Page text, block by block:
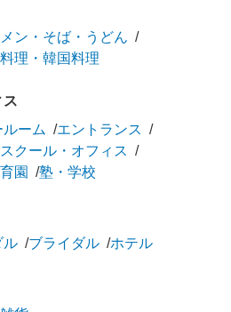
ン・そば・うどん
理・韓国料理
ス
ーム
エントランス
クール・オフィス
園 塾・学校
ル
ブライダル ホテル